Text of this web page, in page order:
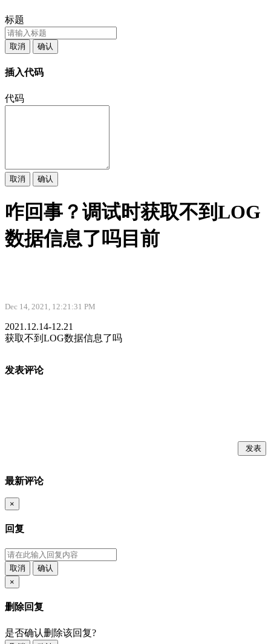
标题
取消 确认
插入代码
代码
取消 确认
咋回事？调试时获取不到LOG
数据信息了吗目前
Dec 14, 2021, 12:21:31 PM
2021.12.14-12.21
获取不到LOG数据信息了吗
发表评论
发表
最新评论
×
回复
取消
确认
×
删除回复
是否确认删除该回复?